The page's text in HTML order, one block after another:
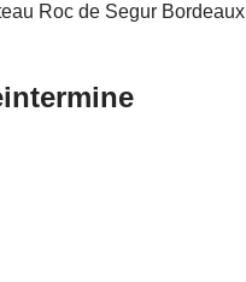
Roc de Segur Bordeaux